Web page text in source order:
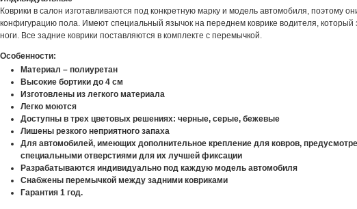
Коврики в салон изготавливаются под конкретную марку и модель автомобиля, поэтому
конфигурацию пола. Имеют специальный язычок на переднем коврике водителя, который
ноги. Все задние коврики поставляются в комплекте с перемычкой.
Особенности:
Материал – полиуретан
Высокие бортики до 4 см
Изготовлены из легкого материала
Легко моются
Доступны в трех цветовых решениях: черные, серые, бежевые
Лишены резкого неприятного запаха
Для автомобилей, имеющих дополнительное крепление для ковров,
специальными отверстиями для их лучшей фиксации
Разрабатываются индивидуально под каждую модель автомобиля
Снабжены перемычкой между задними ковриками
Гарантия 1 год.